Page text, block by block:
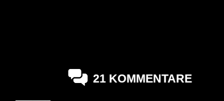
21 KOMMENTARE